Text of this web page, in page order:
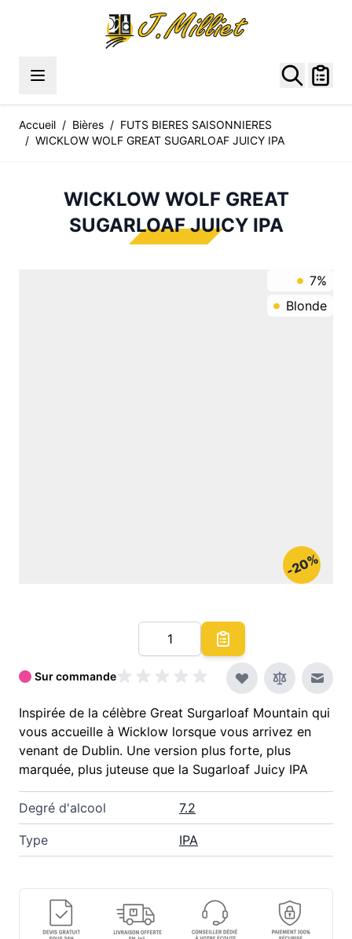
Accueil / Bières / FUTS BIERES SAISONNIERES
/ WICKLOW WOLF GREAT SUGARLOAF JUICY IPA
WICKLOW WOLF GREAT
SUGARLOAF JUICY IPA
7%
Blonde
-20%
Sur commande
Inspirée de la célèbre Great Surgarloaf Mountain qui
vous accueille à Wicklow lorsque vous arrivez en
venant de Dublin. Une version plus forte, plus
marquée, plus juteuse que la Sugarloaf Juicy IPA
Degré d'alcool 7.2
Type IPA
Quantité